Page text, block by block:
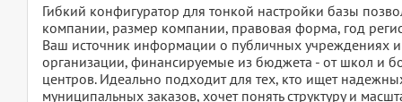
Гибкий конфигуратор для тонкой настройки базы
компании, размер компании, правовая форма, год
Ваш источник информации о публичных учреждениях и
организации, финансируемые из бюджета - от школ и
центров. Идеально подходит для тех, кто ищет
муниципальных заказов, хочет понять структуру и